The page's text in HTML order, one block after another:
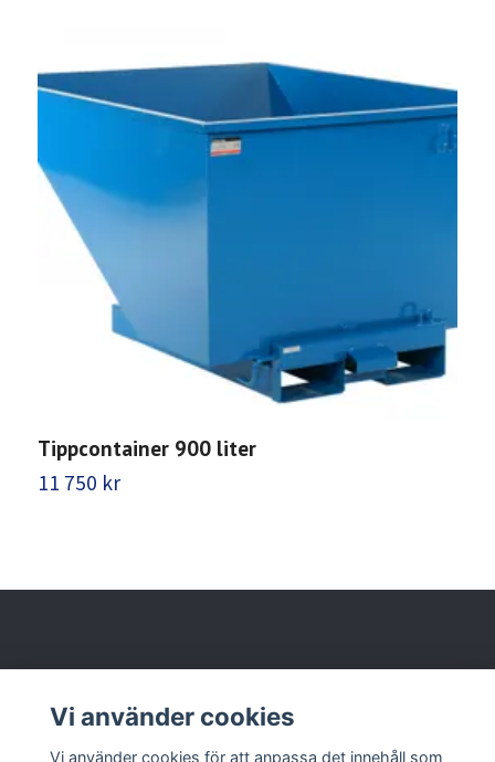
Tippcontainer 900 liter
11 750 kr
Behöver du hjälp?
Vi använder cookies
Vi använder cookies för att anpassa det innehåll som